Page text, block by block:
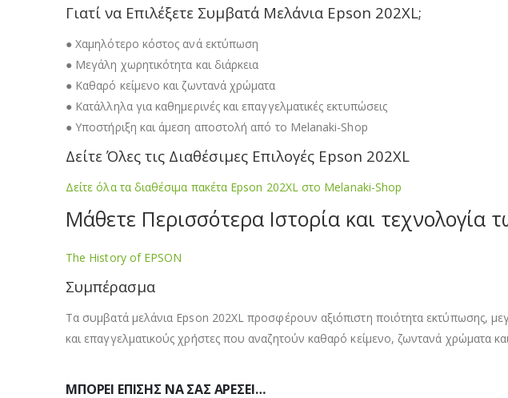
Γιατί να Επιλέξετε Συμβατά Μελάνια Epson 202XL;
● Χαμηλότερο κόστος ανά εκτύπωση
● Μεγάλη χωρητικότητα και διάρκεια
● Καθαρό κείμενο και ζωντανά χρώματα
● Κατάλληλα για καθημερινές και επαγγελματικές εκτυπώσεις
● Υποστήριξη και άμεση αποστολή από το Melanaki-Shop
Δείτε Όλες τις Διαθέσιμες Επιλογές Epson 202XL
Δείτε όλα τα διαθέσιμα πακέτα Epson 202XL στο Melanaki-Shop
Μάθετε Περισσότερα Ιστορία και τεχνολογία
The History of EPSON
Συμπέρασμα
Τα συμβατά μελάνια Epson 202XL προσφέρουν αξιόπιστη ποιότητα εκτύπωσης,
και επαγγελματικούς χρήστες που αναζητούν καθαρό κείμενο, ζωντανά χρώματα
ΜΠΟΡΕΊ ΕΠΊΣΗΣ ΝΑ ΣΑΣ ΑΡΈΣΕΙ…